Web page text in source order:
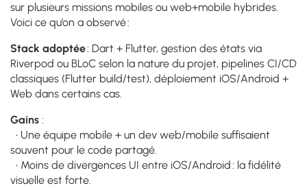
sur plusieurs missions mobiles ou web+mobile hybrides.
Voici ce qu’on a observé :
Stack adoptée: Dart + Flutter, gestion des états via
Riverpod ou BLoC selon la nature du projet, pipelines CI/CD
classiques (Flutter build/test), déploiement iOS/Android +
Web dans certains cas.
Gains :
• Une équipe mobile + un dev web/mobile suffisaient
souvent pour le code partagé.
• Moins de divergences UI entre iOS/Android : la fidélité
visuelle est forte.